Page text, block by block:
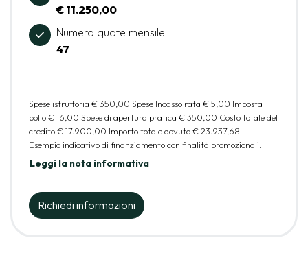
€ 11.250,00
Numero quote mensile
47
Spese istruttoria € 350,00 Spese Incasso rata € 5,00 Imposta
bollo€ 16,00 Spese di apertura pratica € 350,00 Costo totale del
credito€ 17.900,00 Importo totale dovuto€ 23.937,68
Esempio indicativo di finanziamento con finalità promozionali.
Leggi la nota informativa
Richiedi informazioni